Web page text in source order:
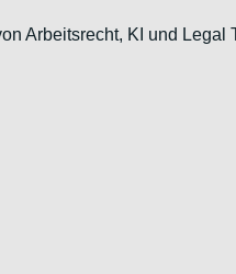
Arbeitsrecht, KI und